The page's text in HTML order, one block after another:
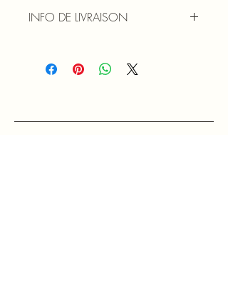
INFO DE LIVRAISON
commande supérieure à 120 € TTC
(France métropolitaine)